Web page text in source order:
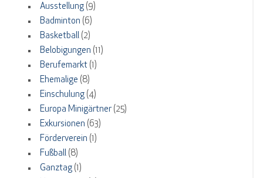
Ausstellung(9)
Badminton (6)
Basketball(2)
Belobigungen (11)
Berufemarkt(1)
Ehemalige (8)
Einschulung(4)
Europa Minigärtner(25)
Exkursionen (63)
Förderverein (1)
Fußball(8)
Ganztag(1)